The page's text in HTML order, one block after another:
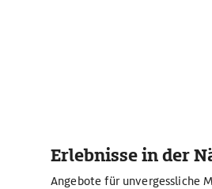
Erlebnisse in der
Angebote für unvergessliche